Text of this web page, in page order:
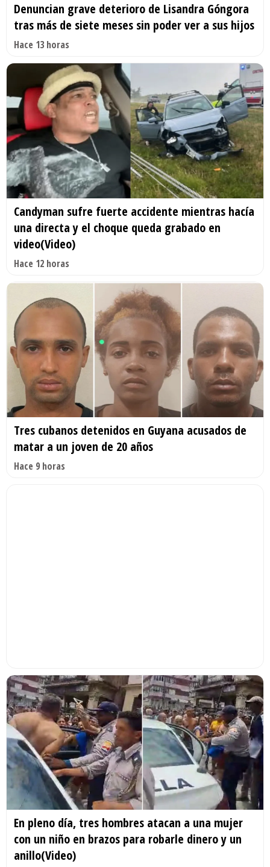
Denuncian grave deterioro de Lisandra Góngora
tras más de siete meses sin poder ver a sus hijos
Hace 13 horas
Candyman sufre fuerte accidente mientras hacía
una directa y el choque queda grabado en
video(Video)
Hace 12 horas
Tres cubanos detenidos en Guyana acusados de
matar a un joven de 20 años
Hace 9 horas
En pleno día, tres hombres atacan a una mujer
con un niño en brazos para robarle dinero y un
anillo(Video)